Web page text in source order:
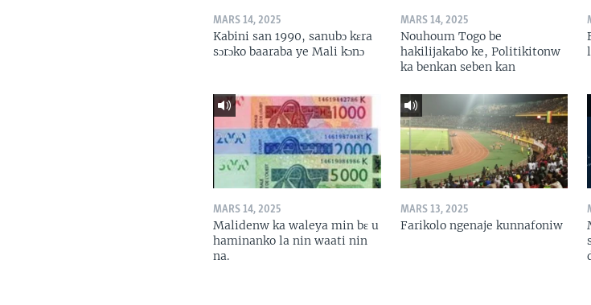
MARS 14, 2025
Kabini san 1990, sanubɔ kɛra
sɔrɔko baaraba ye Mali kɔnɔ
MARS 14, 2025
Nouhoum Togo be
hakilijakabo ke, Politikitonw
ka benkan seben kan
MARS 14, 2025
Malidenw ka waleya min bɛ u
haminanko la nin waati nin
na.
MARS 13, 2025
Farikolo ngenaje kunnafoniw